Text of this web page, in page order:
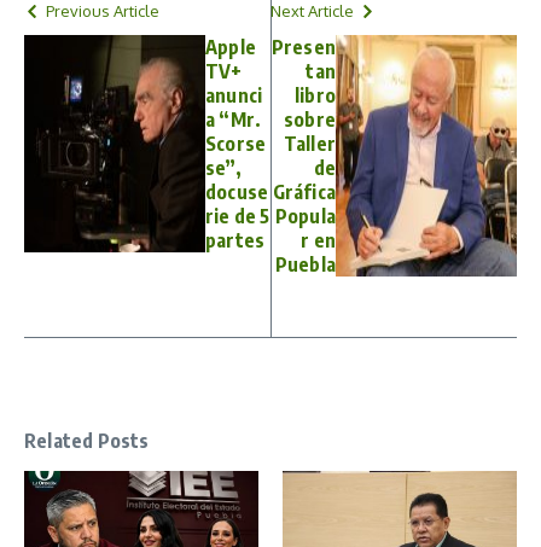
Previous Article
Apple
TV+
anunci
a “Mr.
Scorse
se”,
docuse
rie de 5
partes
Next Article
Presen
tan
libro
sobre
Taller
de
Gráfica
Popula
r en
Puebla
Related Posts